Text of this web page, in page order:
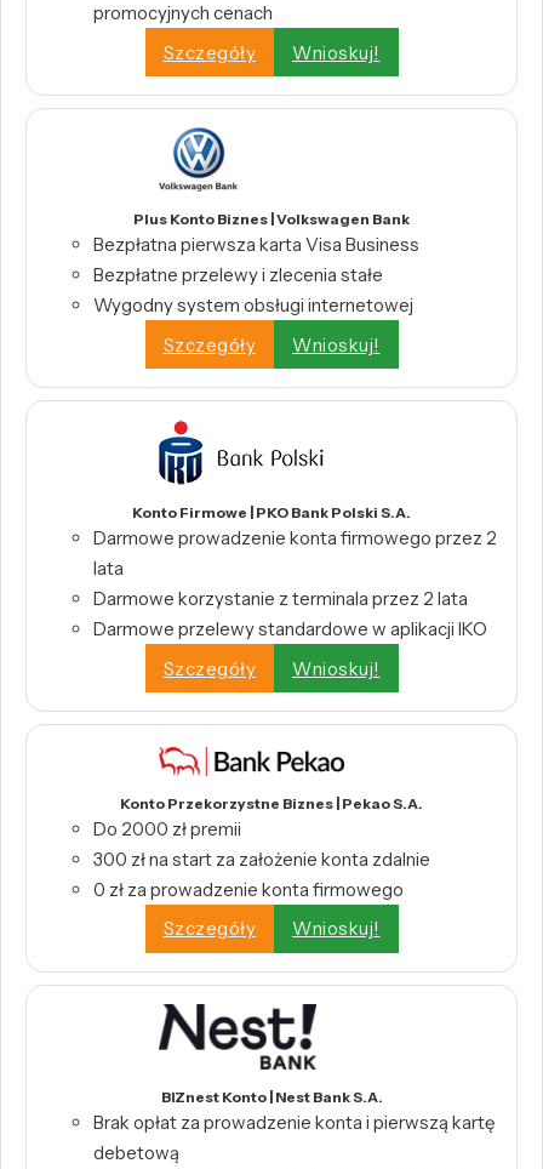
promocyjnych cenach
Szczegóły
Wnioskuj!
Plus Konto Biznes | Volkswagen Bank
Bezpłatna pierwsza karta Visa Business
Bezpłatne przelewy i zlecenia stałe
Wygodny system obsługi internetowej
Szczegóły
Wnioskuj!
Konto Firmowe | PKO Bank Polski S.A.
Darmowe prowadzenie konta firmowego przez 2
lata
Darmowe korzystanie z terminala przez 2 lata
Darmowe przelewy standardowe w aplikacji IKO
Szczegóły
Wnioskuj!
Konto Przekorzystne Biznes | Pekao S.A.
Do 2000 zł premii
300 zł na start za założenie konta zdalnie
0 zł za prowadzenie konta firmowego
Szczegóły
Wnioskuj!
BIZnest Konto | Nest Bank S.A.
Brak opłat za prowadzenie konta i pierwszą kartę
debetową